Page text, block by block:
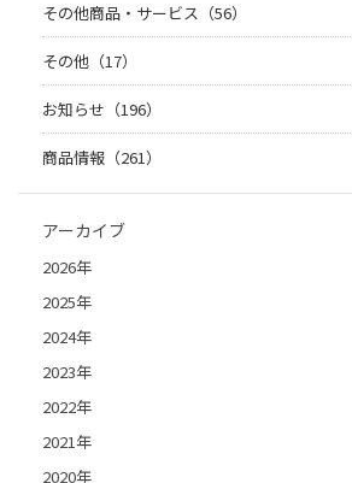
その他商品・サービス（56）
その他（17）
お知らせ（196）
商品情報（261）
アーカイブ
2026年
2025年
2024年
2023年
2022年
2021年
2020年